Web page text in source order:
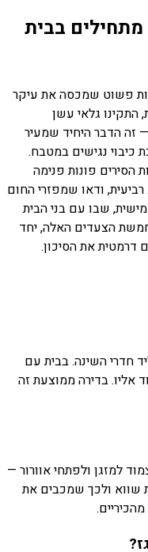
בבית
פשוט שמכסה את עיקר
גלאי עשן
זה הדבר היחיד שמעיר
כיבוי נגישים במטבח.
הסירים פונות פנימה
ודאו שמפזרי החום
שבו עם בני הבית
הצעדים האלה, יחד
דרמטית את הסיכון.
חדרי השינה. בבית עם
אליו. בדירה ממוצעת זה
למזגן ולפתחי אוורור —
שווא ולכך שמכבים את